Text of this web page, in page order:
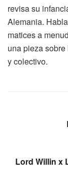
revisa su
Alemania.
matices a
una pieza
y colectivo.
Lord Willin x